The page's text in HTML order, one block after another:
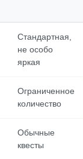
Стандартная,
не особо
яркая
Ограниченное
количество
Обычные
квесты